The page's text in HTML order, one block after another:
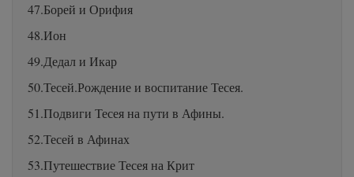
47.Борей и Орифия
48.Ион
49.Дедал и Икар
50.Тесей.Рождение и воспитание Тесея.
51.Подвиги Тесея на пути в Афины.
52.Тесей в Афинах
53.Путешествие Тесея на Крит